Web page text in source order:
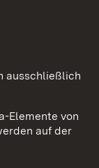
ausschließlich
Elemente von
auf der